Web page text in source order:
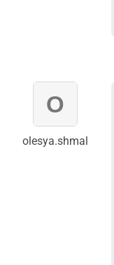
olesya.shmal